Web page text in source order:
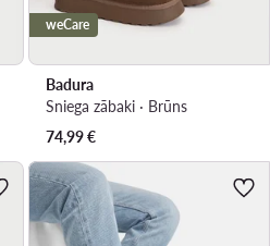
weCare
Badura
Sniega zābaki · Brūns
74,99€